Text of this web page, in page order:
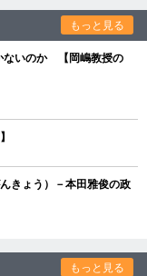
もっと見る
ないのか 【岡嶋教授の
きょう）－本田雅俊の政
もっと見る